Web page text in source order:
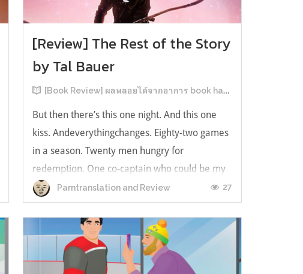
[Review] The Rest of the Story
by Tal Bauer
[Book Review] ผลพลอยได้จากอาการ book hangover หลังอ่านสารพัน MM Romance
But then there’s this one night. And this one
kiss. Andeverythingchanges. Eighty-two games
in a season. Twenty men hungry for
redemption. One co-captain who could be my
forever. This is the rest of the story. หลังอ่าน
แบบฟีลกู้ดติดๆ กันแล้ว เลยอยากได้ความแสบ
ทรวงในชีวิตบ้าง (หาเรื่อง!) เล่มนี้คู่หูเอ...
Parntranslation and Review 27